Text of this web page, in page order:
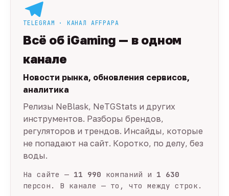
TELEGRAM · КАНАЛ AFFPAPA
Всё об iGaming — в одном
канале
Новости рынка, обновления сервисов,
аналитика
Релизы NeBlask, NeTGStats и других
инструментов. Разборы брендов,
регуляторов и трендов. Инсайды, которые
не попадают на сайт. Коротко, по делу, без
воды.
На сайте — 11 990 компаний и 1 630
персон. В канале — то, что между строк.